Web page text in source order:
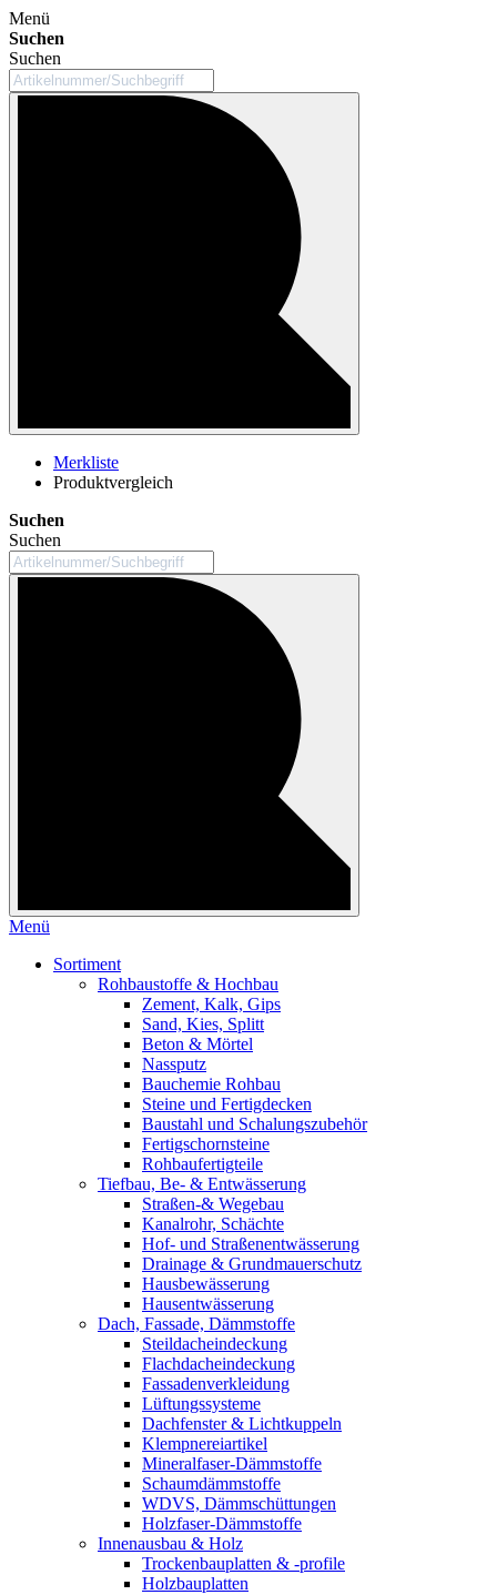
Menü
Suchen
Suchen
Merkliste
Produktvergleich
Suchen
Suchen
Menü
Sortiment
Rohbaustoffe & Hochbau
Zement, Kalk, Gips
Sand, Kies, Splitt
Beton & Mörtel
Nassputz
Bauchemie Rohbau
Steine und Fertigdecken
Baustahl und Schalungszubehör
Fertigschornsteine
Rohbaufertigteile
Tiefbau, Be- & Entwässerung
Straßen-& Wegebau
Kanalrohr, Schächte
Hof- und Straßenentwässerung
Drainage & Grundmauerschutz
Hausbewässerung
Hausentwässerung
Dach, Fassade, Dämmstoffe
Steildacheindeckung
Flachdacheindeckung
Fassadenverkleidung
Lüftungssysteme
Dachfenster & Lichtkuppeln
Klempnereiartikel
Mineralfaser-Dämmstoffe
Schaumdämmstoffe
WDVS, Dämmschüttungen
Holzfaser-Dämmstoffe
Innenausbau & Holz
Trockenbauplatten & -profile
Holzbauplatten